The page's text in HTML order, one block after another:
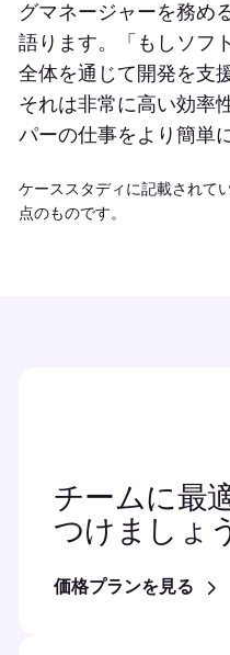
グマネージャーを務め
語ります。「もしソフ
全体を通じて開発を支
それは非常に高い効率
パーの仕事をより簡単
ケーススタディに記載されて
点のものです。
チームに最
つけましょ
価格プランを見る